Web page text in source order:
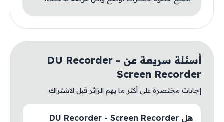
أسئلة سريعة عن DU Recorder -
Screen Recorder
إجابات مختصرة على أكثر ما يهم الزائر قبل الاشتراك.
هل DU Recorder - Screen Recorder